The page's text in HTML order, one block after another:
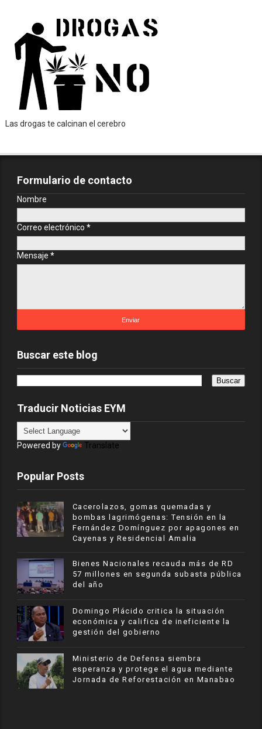
Las drogas te calcinan el cerebro
Formulario de contacto
Nombre
Correo electrónico *
Mensaje *
Buscar este blog
Traducir Noticias EYM
Powered by Translate
Popular Posts
Cacerolazos, gomas quemadas y
bombas lagrimógenas: Tensión en la
Fernández Domínguez por apagones en
Cayenas y Residencial Amalia
Bienes Nacionales recauda más de RD
57 millones en segunda subasta pública
del año
​Domingo Plácido critica la situación
económica y califica de ineficiente la
gestión del gobierno
Ministerio de Defensa siembra
esperanza y protege el agua mediante
Jornada de Reforestación en Manabao